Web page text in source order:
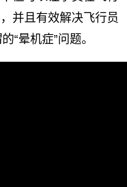
并且有效解决飞行员
“晕机症”问题。